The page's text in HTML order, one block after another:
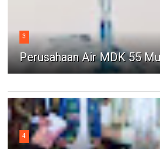
3
Perusahaan Air MDK 55
4